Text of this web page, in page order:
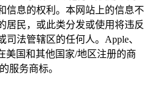
信息的权利。本网站上的信息不
居民，或此类分发或使用将违反
法管辖区的任何人。Apple、
美国和其他国家/地区注册的商
服务商标。